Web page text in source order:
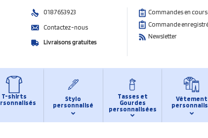
0187653923
Contactez-nous
Livraisons gratuites
Commandes en cours
Commande
Newsletter
T-shirts
Stylo
personnalisé
Tasses et
Gourdes
personnalisées
Vêtement